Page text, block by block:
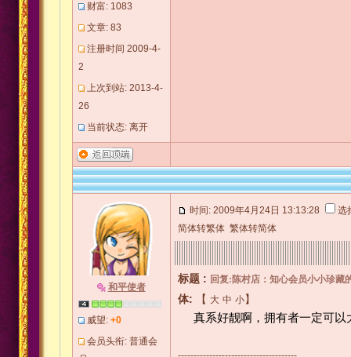
财富: 1083
文章: 83
注册时间 2009-4-
2
上次到站: 2013-4-
26
当前状态: 离开
和平使者
威望: +0
会员头衔: 普通会
时间: 2009年4月24日 13:13:28
选
简体转繁体 繁体转简体
标题 : 回复:陈村店：知心会员小小珍藏
体: 【 大 中 小】
真系好靓啊，拥有者一定可